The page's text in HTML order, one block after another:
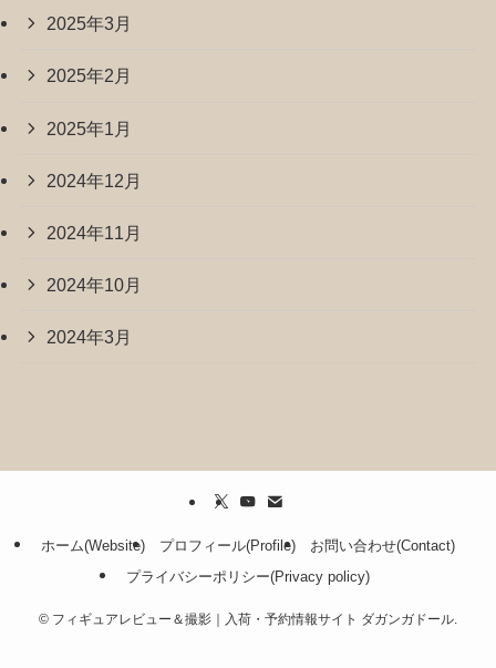
2025年3月
2025年2月
2025年1月
2024年12月
2024年11月
2024年10月
2024年3月
ホーム(Website) プロフィール(Profile)
お問い合わせ(Contact)
プライバシーポリシー(Privacy policy)
© フィギュアレビュー＆撮影｜入荷・予約情報サイト ダガンガドール.